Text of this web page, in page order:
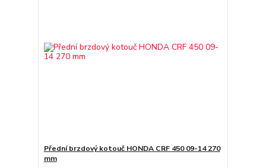
Přední brzdový kotouč HONDA CRF 450 09-14 270
mm